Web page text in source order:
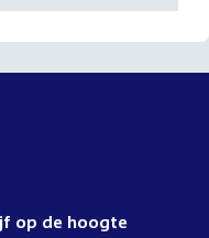
op de hoogte